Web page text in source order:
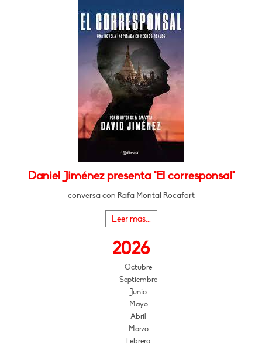
Daniel Jiménez presenta "El corresponsal"
conversa con Rafa Montal Rocafort
Leer más...
2026
Octubre
Septiembre
Junio
Mayo
Abril
Marzo
Febrero